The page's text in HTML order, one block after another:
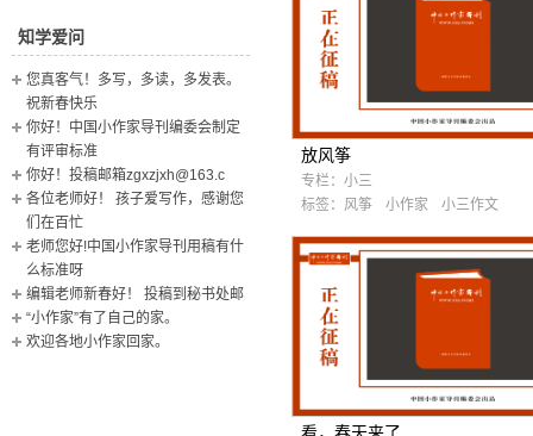
知学爱问
您真客气！多写，多读，多发表。
祝新春快乐
你好！中国小作家导刊编委会制定
有评审标准
你好！投稿邮箱zgxzjxh@163.c
各位老师好！ 孩子爱写作，感谢您
们在百忙
老师您好!中国小作家导刊用稿有什
么标准呀
编辑老师新春好！ 投稿到秘书处邮
“小作家”有了自己的家。
欢迎各地小作家回家。
放风筝
专栏： 小三
标签： 风筝 小作家 小三作文